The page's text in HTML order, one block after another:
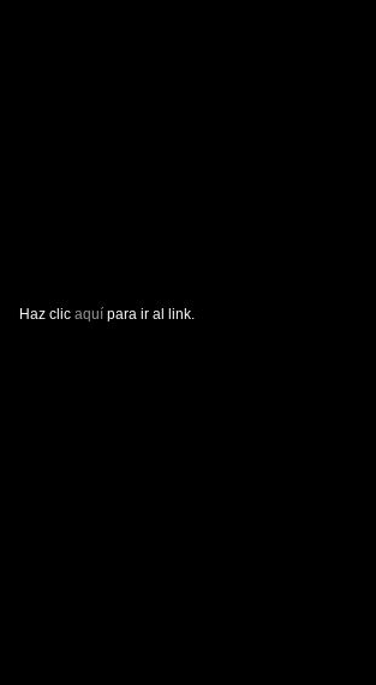
Haz clic aquí para ir al link.